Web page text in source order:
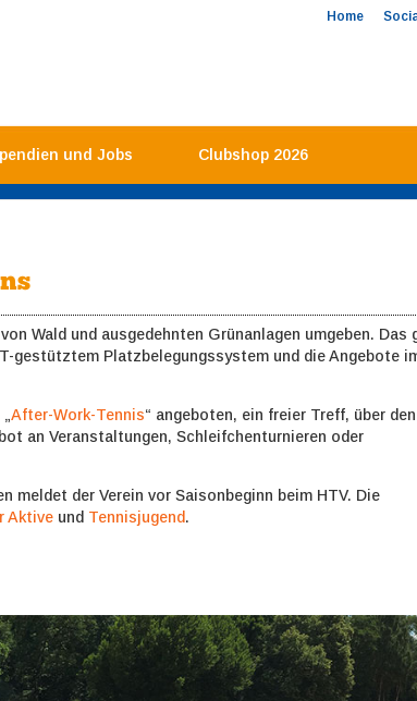
Home
und Jobs Clubshop 2026
Wald und ausgedehnten Grünanlagen umgeben. Das
Platzbelegungssystem und die Angebote
After-Work-Tennis“ angeboten, ein freier Treff, über
an Veranstaltungen, Schleifchenturnieren oder
meldet der Verein vor Saisonbeginn beim HTV. Die
Aktive und Tennisjugend.